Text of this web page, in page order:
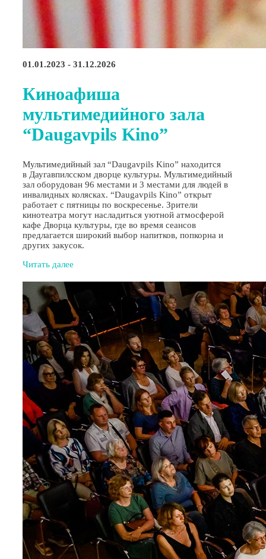
01.01.2023 - 31.12.2026
Киноафиша
мультимедийного зала
“Daugavpils Kino”
Мультимедийный зал “Daugavpils Kino” находится
в Даугавпилсском дворце культуры. Мультимедийный
зал оборудован 96 местами и 3 местами для людей в
инвалидных колясках. “Daugavpils Kino” открыт
работает с пятницы по воскресенье. Зрители
кинотеатра могут насладиться уютной атмосферой
кафе Дворца культуры, где во время сеансов
предлагается широкий выбор напитков, попкорна и
других закусок.
Читать далее